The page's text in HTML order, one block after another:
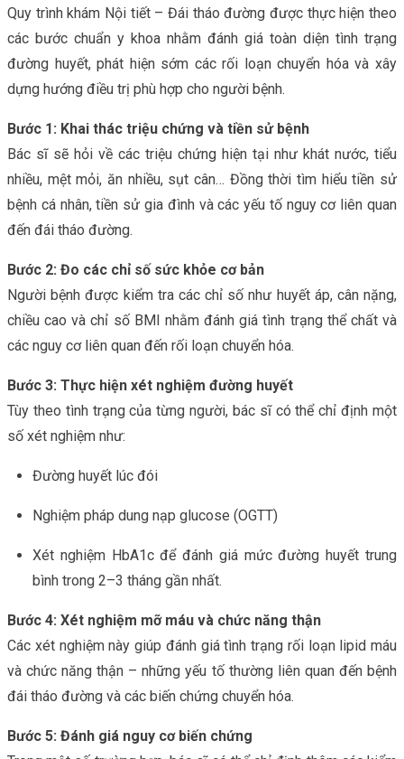
Quy trình khám Nội tiết – Đái tháo đường được thực hiện theo
các bước chuẩn y khoa nhằm đánh giá toàn diện tình trạng
đường huyết, phát hiện sớm các rối loạn chuyển hóa và xây
dựng hướng điều trị phù hợp cho người bệnh.
Bước 1: Khai thác triệu chứng và tiền sử bệnh
Bác sĩ sẽ hỏi về các triệu chứng hiện tại như khát nước, tiểu
nhiều, mệt mỏi, ăn nhiều, sụt cân… Đồng thời tìm hiểu tiền sử
bệnh cá nhân, tiền sử gia đình và các yếu tố nguy cơ liên quan
đến đái tháo đường.
Bước 2: Đo các chỉ số sức khỏe cơ bản
Người bệnh được kiểm tra các chỉ số như huyết áp, cân nặng,
chiều cao và chỉ số BMI nhằm đánh giá tình trạng thể chất và
các nguy cơ liên quan đến rối loạn chuyển hóa.
Bước 3: Thực hiện xét nghiệm đường huyết
Tùy theo tình trạng của từng người, bác sĩ có thể chỉ định một
số xét nghiệm như:
Đường huyết lúc đói
Nghiệm pháp dung nạp glucose (OGTT)
Xét nghiệm HbA1c để đánh giá mức đường huyết trung
bình trong 2–3 tháng gần nhất.
Bước 4: Xét nghiệm mỡ máu và chức năng thận
Các xét nghiệm này giúp đánh giá tình trạng rối loạn lipid máu
và chức năng thận – những yếu tố thường liên quan đến bệnh
đái tháo đường và các biến chứng chuyển hóa.
Bước 5: Đánh giá nguy cơ biến chứng